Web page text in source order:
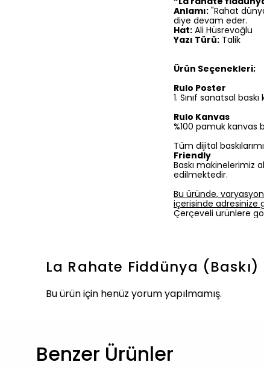
Anlamı: "Rahat
diye devam eder.
Hat: Ali Hüsrevoğlu
Yazı Türü: Talik
Ürün Seçenekleri;
Rulo Poster
1.⁠ ⁠Sınıf sanatsal
Rulo Kanvas
%100 pamuk kanvas
Tüm dijital
Friendly
Baskı makinelerimiz
edilmektedir.
Bu üründe,
içerisinde adresinize
Çerçeveli ürünlere
La Rahate Fiddünya (Baskı)
Bu ürün için henüz yorum yapılmamış.
Benzer Ürünler